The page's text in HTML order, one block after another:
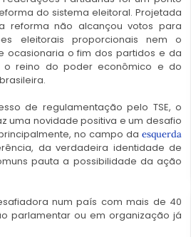
do sistema eleitoral. Projetada
reforma não alcançou votos para
eleitorais proporcionais nem o
ocasionaria o fim dos partidos e da
o reino do poder econômico e do
de regulamentação pelo TSE, o
uma novidade positiva e um desafio
no campo da esquerda
da verdadeira identidade de
pauta a possibilidade da ação
num país com mais de 40
parlamentar ou em organização já